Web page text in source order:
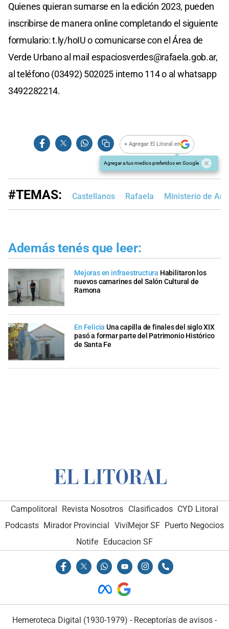
Quienes quieran sumarse en la edición 2023, pueden
inscribirse de manera online completando el siguiente
formulario: t.ly/hoIU o comunicarse con el Área de
Verde Urbano al mail espaciosverdes@rafaela.gob.ar,
al teléfono (03492) 502025 interno 114 o al whatsapp
3492282214.
+ Agregar El Litoral en
Agregar a tus medios preferidos en Google
#TEMAS: Castellanos Rafaela Ministerio de
Además tenés que leer:
Mejoras en infraestructura Habilitaron los
nuevos camarines del Salón Cultural de
Ramona
En Felicia Una capilla de finales del siglo XIX
pasó a formar parte del Patrimonio Histórico
de Santa Fe
Campolitoral Revista Nosotros Clasificados CYD Litoral
Podcasts Mirador Provincial VivíMejor SF Puerto Negocios
Notife Educacion SF
Hemeroteca Digital (1930-1979) - Receptorías de avisos -